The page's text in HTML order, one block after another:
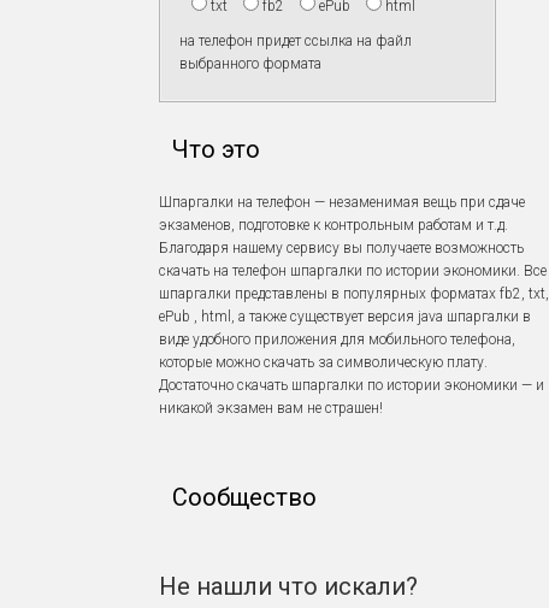
txt fb2 ePub html
на телефон придет ссылка на файл
выбранного формата
Что это
Шпаргалки на телефон — незаменимая вещь при сдаче
экзаменов, подготовке к контрольным работам и т.д.
Благодаря нашему сервису вы получаете возможность
скачать на телефон шпаргалки по истории экономики. Все
шпаргалки представлены в популярных форматах fb2, txt,
ePub , html, а также существует версия java шпаргалки в
виде удобного приложения для мобильного телефона,
которые можно скачать за символическую плату.
Достаточно скачать шпаргалки по истории экономики — и
никакой экзамен вам не страшен!
Сообщество
Не нашли что искали?